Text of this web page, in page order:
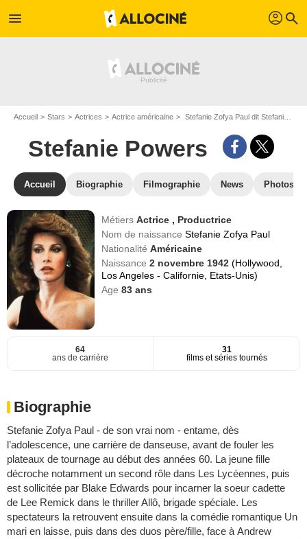
menu profil search
Accueil Stars Actrices Actrice américaine Stefanie Zofya Paul dit Stefanie Powers
Stefanie Powers
Accueil Biographie Filmographie News Photos
MétiersActrice , Productrice
Nom de naissanceStefanie Zofya Paul
NationalitéAméricaine
Naissance2 novembre 1942(Hollywood,
Los Angeles - Californie, Etats-Unis)
Age83 ans
64
ans de carrière
31
films et séries tournés
Biographie
Stefanie Zofya Paul - de son vrai nom - entame, dès
l’adolescence, une carrière de danseuse, avant de fouler les
plateaux de tournage au début des années 60. La jeune fille
décroche notamment un second rôle dans Les Lycéennes, puis
est sollicitée par Blake Edwards pour incarner la soeur cadette
de Lee Remick dans le thriller Allô, brigade spéciale. Les
spectateurs la retrouvent ensuite dans la comédie romantique Un
mari en laisse, puis dans des duos père/fille, face à Andrew